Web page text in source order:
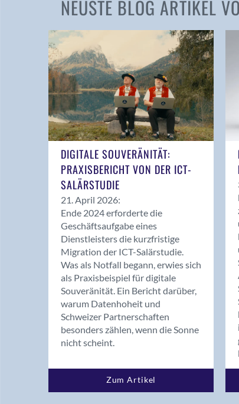
NEUSTE BLOG ARTIKEL
DIGITALE SOUVERÄNITÄT:
PRAXISBERICHT VON DER ICT-
SALÄRSTUDIE
21. April 2026:
Ende 2024 erforderte die
Geschäftsaufgabe eines
Dienstleisters die kurzfristige
Migration der ICT-Salärstudie.
Was als Notfall begann, erwies sich
als Praxisbeispiel für digitale
Souveränität. Ein Bericht darüber,
warum Datenhoheit und
Schweizer Partnerschaften
besonders zählen, wenn die Sonne
nicht scheint.
Zum Artikel